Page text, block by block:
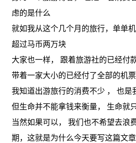
虑的是什么
就如我从这个几个月的旅行，单单
超过马币两万块
大家也一样， 跟着旅游社的已经付
带着一家大小的已经付了全部的机票
我知道出游旅行的消费不少 ， 也是
但生命并不能拿钱来衡量， 生命就
当然如果可以， 我们也不希望去浪
期，这就是为什么今天要写这篇文章